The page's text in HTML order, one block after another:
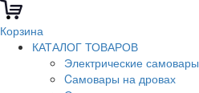
Корзина
КАТАЛОГ ТОВАРОВ
Электрические самовары
Cамовары на дровах